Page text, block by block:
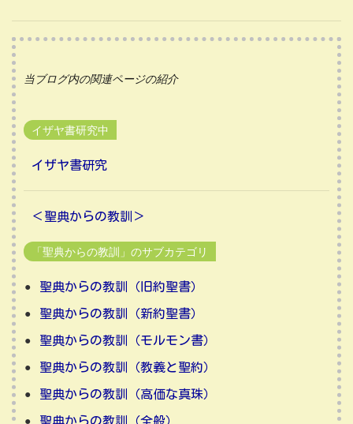
当ブログ内の関連ページの紹介
イザヤ書研究中
イザヤ書研究
＜聖典からの教訓＞
「聖典からの教訓」のサブカテゴリ
聖典からの教訓（旧約聖書）
聖典からの教訓（新約聖書）
聖典からの教訓（モルモン書）
聖典からの教訓（教義と聖約）
聖典からの教訓（高価な真珠）
聖典からの教訓（全般）